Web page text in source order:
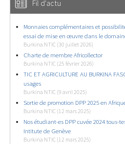
Fil d'actu
Monnaies complémentaires et
essai de mise en œuvre dans le
Burkina NTIC (30 juillet 2026)
Charte de membre Africollector
Burkina NTIC (25 février 2026)
TIC ET AGRICULTURE AU BURKINA
usages
Burkina NTIC (9 avril 2025)
Sortie de promotion DPP 2025 en
Burkina NTIC (12 mars 2025)
Nos étudiant-es DPP cuvée 2024 tous-
Intitute de Genève
Burkina NTIC (12 mars 2025)